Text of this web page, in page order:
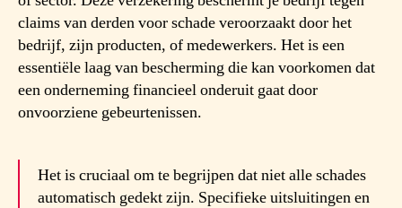
claims van derden voor schade veroorzaakt door het
bedrijf, zijn producten, of medewerkers. Het is een
essentiële laag van bescherming die kan voorkomen dat
een onderneming financieel onderuit gaat door
onvoorziene gebeurtenissen.
Het is cruciaal om te begrijpen dat niet alle schades
automatisch gedekt zijn. Specifieke uitsluitingen en